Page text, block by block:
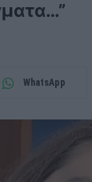
WhatsApp